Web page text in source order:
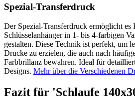
Spezial-Transferdruck
Der Spezial-Transferdruck ermöglicht es
Schlüsselanhänger in 1- bis 4-farbigen
gestalten. Diese Technik ist perfekt, um
Drucke zu erzielen, die auch nach
Farbbrillanz bewahren. Ideal für
Designs. Mehr über die Verschiedenen
Fazit für 'Schlaufe